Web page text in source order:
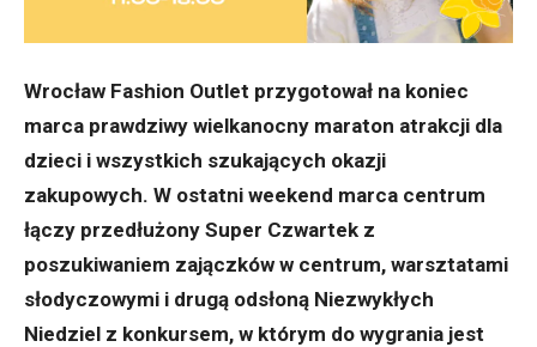
Wrocław Fashion Outlet przygotował na koniec
marca prawdziwy wielkanocny maraton atrakcji dla
dzieci i wszystkich szukających okazji
zakupowych. W ostatni weekend marca centrum
łączy przedłużony Super Czwartek z
poszukiwaniem zajączków w centrum, warsztatami
słodyczowymi i drugą odsłoną Niezwykłych
Niedziel z konkursem, w którym do wygrania jest